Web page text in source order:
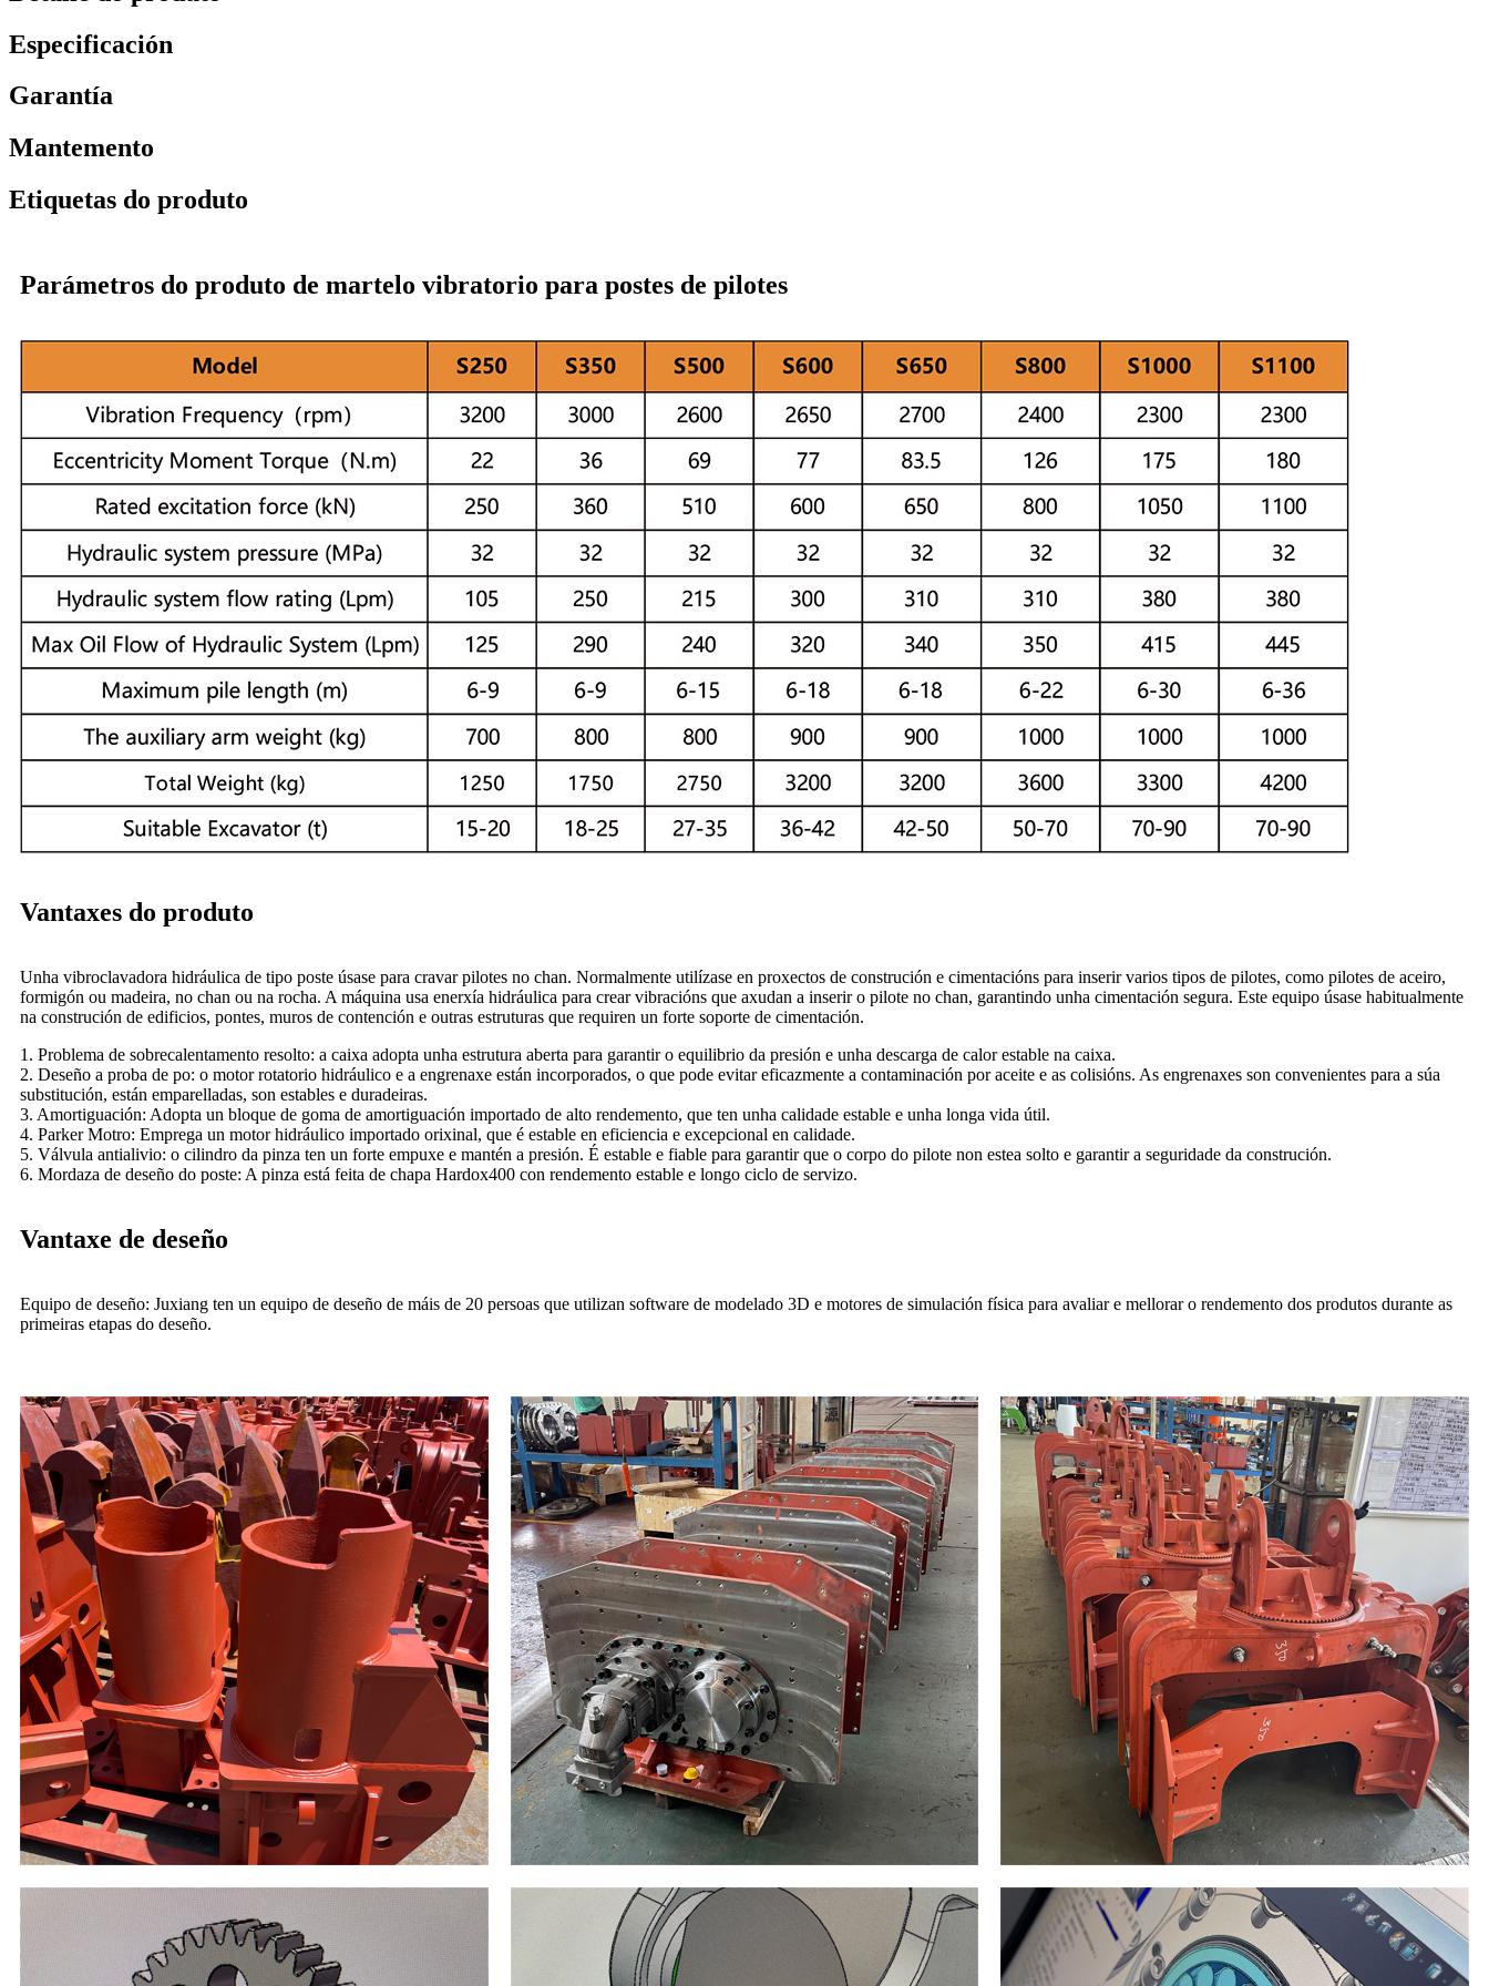
Especificación
Garantía
Mantemento
Etiquetas do produto
Parámetros do produto de martelo vibratorio para postes de pilotes
Vantaxes do produto
Unha vibroclavadora hidráulica de tipo poste úsase para cravar pilotes no chan. Normalmente utilízase en proxectos de construción e cimentacións para inserir varios tipos de pilotes, como pilotes de aceiro,
formigón ou madeira, no chan ou na rocha. A máquina usa enerxía hidráulica para crear vibracións que axudan a inserir o pilote no chan, garantindo unha cimentación segura. Este equipo úsase habitualmente
na construción de edificios, pontes, muros de contención e outras estruturas que requiren un forte soporte de cimentación.
1. Problema de sobrecalentamento resolto: a caixa adopta unha estrutura aberta para garantir o equilibrio da presión e unha descarga de calor estable na caixa.
2. Deseño a proba de po: o motor rotatorio hidráulico e a engrenaxe están incorporados, o que pode evitar eficazmente a contaminación por aceite e as colisións. As engrenaxes son convenientes para a súa
substitución, están emparelladas, son estables e duradeiras.
3. Amortiguación: Adopta un bloque de goma de amortiguación importado de alto rendemento, que ten unha calidade estable e unha longa vida útil.
4. Parker Motro: Emprega un motor hidráulico importado orixinal, que é estable en eficiencia e excepcional en calidade.
5. Válvula antialivio: o cilindro da pinza ten un forte empuxe e mantén a presión. É estable e fiable para garantir que o corpo do pilote non estea solto e garantir a seguridade da construción.
6. Mordaza de deseño do poste: A pinza está feita de chapa Hardox400 con rendemento estable e longo ciclo de servizo.
Vantaxe de deseño
Equipo de deseño: Juxiang ten un equipo de deseño de máis de 20 persoas que utilizan software de modelado 3D e motores de simulación física para avaliar e mellorar o rendemento dos produtos durante as
primeiras etapas do deseño.